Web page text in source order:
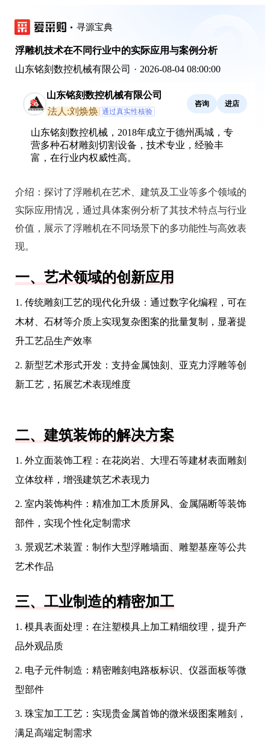
寻源宝典
浮雕机技术在不同行业中的实际应用与案例分析
山东铭刻数控机械有限公司 · 2026-08-04 08:00:00
山东铭刻数控机械有限公司
法人:刘焕焕 通过真实性核验
咨询 进店
山东铭刻数控机械，2018年成立于德州禹城，专
营多种石材雕刻切割设备，技术专业，经验丰
富，在行业内权威性高。
介绍： 探讨了浮雕机在艺术、建筑及工业等多个领域的
实际应用情况，通过具体案例分析了其技术特点与行业
价值，展示了浮雕机在不同场景下的多功能性与高效表
现。
一、艺术领域的创新应用
1. 传统雕刻工艺的现代化升级：通过数字化编程，可在
木材、石材等介质上实现复杂图案的批量复制，显著提
升工艺品生产效率
2. 新型艺术形式开发：支持金属蚀刻、亚克力浮雕等创
新工艺，拓展艺术表现维度
二、建筑装饰的解决方案
1. 外立面装饰工程：在花岗岩、大理石等建材表面雕刻
立体纹样，增强建筑艺术表现力
2. 室内装饰构件：精准加工木质屏风、金属隔断等装饰
部件，实现个性化定制需求
3. 景观艺术装置：制作大型浮雕墙面、雕塑基座等公共
艺术作品
三、工业制造的精密加工
1. 模具表面处理：在注塑模具上加工精细纹理，提升产
品外观品质
2. 电子元件制造：精密雕刻电路板标识、仪器面板等微
型部件
3. 珠宝加工工艺：实现贵金属首饰的微米级图案雕刻，
满足高端定制需求